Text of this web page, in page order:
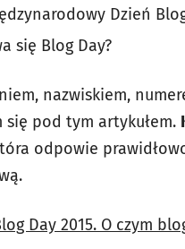
Dzień
się Blog Day?
nazwiskiem,
pod tym artykułem.
odpowie
Day 2015. O czym